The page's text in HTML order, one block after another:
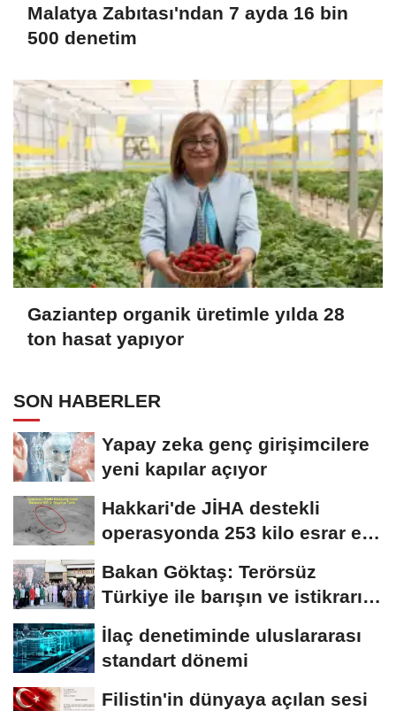
Malatya Zabıtası'ndan 7 ayda 16 bin
500 denetim
Gaziantep organik üretimle yılda 28
ton hasat yapıyor
SON HABERLER
Yapay zeka genç girişimcilere
yeni kapılar açıyor
Hakkari'de JİHA destekli
operasyonda 253 kilo esrar ele
Bakan Göktaş: Terörsüz
Türkiye ile barışın ve istikrarın
güçlendiği...
İlaç denetiminde uluslararası
standart dönemi
Filistin'in dünyaya açılan sesi